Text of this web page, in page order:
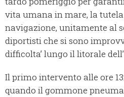
vita umana in mare, la
navigazione, unitamente al
diportisti che si sono
difficolta’ lungo il litorale
Il primo intervento alle ore
quando il gommone